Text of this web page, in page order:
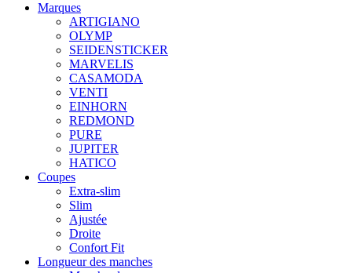
Marques
ARTIGIANO
OLYMP
SEIDENSTICKER
MARVELIS
CASAMODA
VENTI
EINHORN
REDMOND
PURE
JUPITER
HATICO
Coupes
Extra-slim
Slim
Ajustée
Droite
Confort Fit
Longueur des manches